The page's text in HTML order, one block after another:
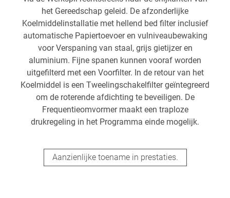
het Gereedschap geleid. De afzonderlijke
Koelmiddelinstallatie met hellend bed filter inclusief
automatische Papiertoevoer en vulniveaubewaking
voor Verspaning van staal, grijs gietijzer en
aluminium. Fijne spanen kunnen vooraf worden
uitgefilterd met een Voorfilter. In de retour van het
Koelmiddel is een Tweelingschakelfilter geïntegreerd
om de roterende afdichting te beveiligen. De
Frequentieomvormer maakt een traploze
drukregeling in het Programma einde mogelijk.
Aanzienlijke toename in prestaties.